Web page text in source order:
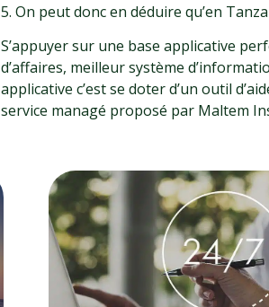
5. On peut donc en déduire qu’en
S’appuyer sur une base applicative
d’affaires, meilleur système
applicative c’est se doter d’un outil
service managé proposé par Maltem